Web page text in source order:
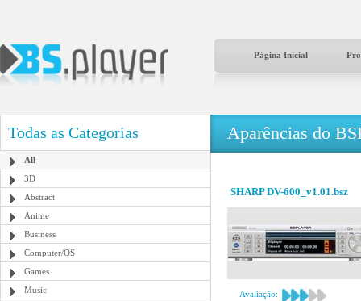
Página Inicial
Todas as Categorias
All
3D
Abstract
Anime
Business
Computer/OS
Games
Music
Aparências do
SHARP DV-600_v1.01.bsz
Avaliação: